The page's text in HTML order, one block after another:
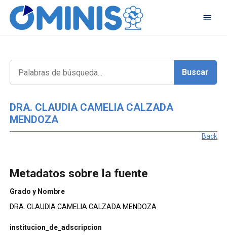
DRA. CLAUDIA CAMELIA CALZADA
MENDOZA
Back
Metadatos sobre la fuente
Grado y Nombre
DRA. CLAUDIA CAMELIA CALZADA MENDOZA
institucion_de_adscripcion